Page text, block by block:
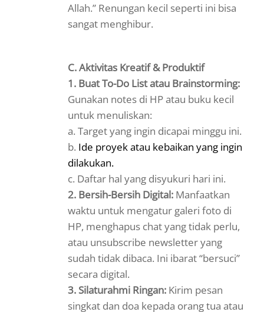
Allah.” Renungan kecil seperti ini bisa
sangat menghibur.
C. Aktivitas Kreatif & Produktif
1. Buat To-Do List atau Brainstorming:
Gunakan notes di HP atau buku kecil
untuk menuliskan:
a. Target yang ingin dicapai minggu ini.
b. Ide proyek atau kebaikan yang ingin
dilakukan.
c. Daftar hal yang disyukuri hari ini.
2. Bersih-Bersih Digital: Manfaatkan
waktu untuk mengatur galeri foto di
HP, menghapus chat yang tidak perlu,
atau unsubscribe newsletter yang
sudah tidak dibaca. Ini ibarat “bersuci”
secara digital.
3. Silaturahmi Ringan: Kirim pesan
singkat dan doa kepada orang tua atau